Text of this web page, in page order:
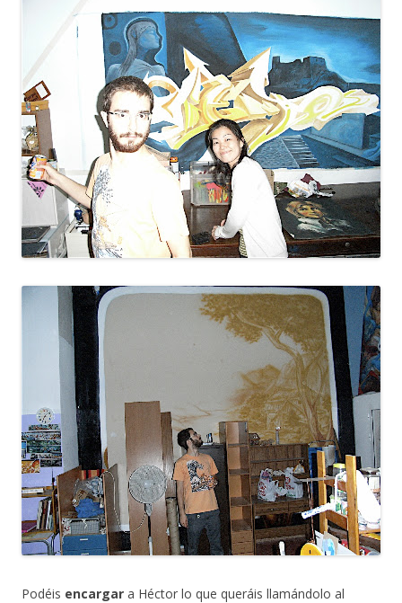
Podéis encargar a Héctor lo que queráis llamándolo al